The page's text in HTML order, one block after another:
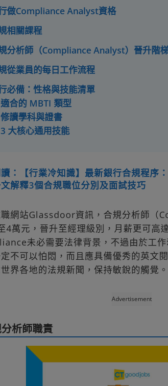
做Compliance Analyst資格
相關課程
分析師（Compliance Analyst）晉升階
從業員的每日工作流程
必備：性格與技能清單
適合的 MBTI 類型
修讀學科與證書
3 大核心通用技能
：【行業冷知識】最新銀行合規程序
解釋3個合規職位分別及面試技巧
網站Glassdoor資訊，合規分析師（
4萬元，晉升至經理級別，月薪更可高
未必需要法律背景，不過由於工
不可以怕悶，而且應具備優秀的英文
界各地的法規新聞，保持敏銳的觸覺。
Advertisement
析師職責